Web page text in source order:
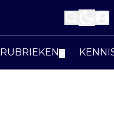
RUBRIEKEN